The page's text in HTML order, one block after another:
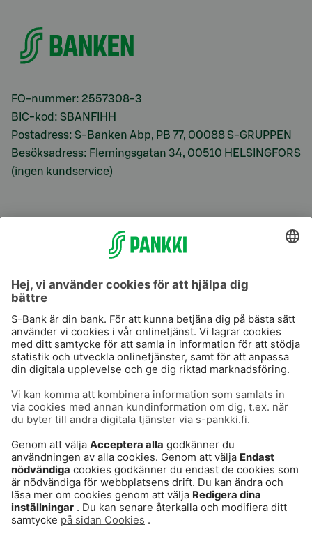
FO-nummer: 2557308-3
BIC-kod: SBANFIHH
Postadress: S-Banken Abp, PB 77, 00088 S-GRUPPEN
Besöksadress: Flemingsgatan 34, 00510 HELSINGFORS
(ingen kundservice)
S-Prime
Användarvillkor
Dataskydd
Cookies
Tillgänglighetsutlåtande